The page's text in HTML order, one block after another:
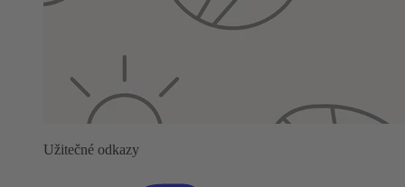
Užitečné odkazy